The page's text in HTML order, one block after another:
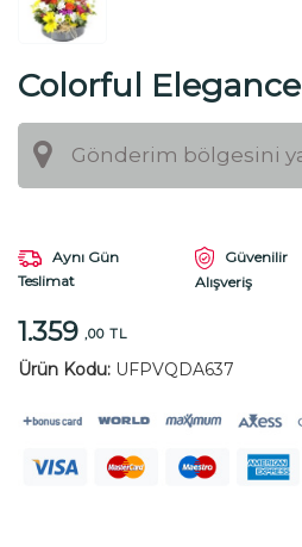
Colorful Elegance
Aynı Gün
Teslimat
Güvenilir
Alışveriş
1.359 ,00 TL
Ürün Kodu: UFPVQDA637